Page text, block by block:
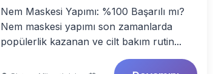
Nem Maskesi Yapımı: %100 Başarılı mı?
Nem maskesi yapımı son zamanlarda
popülerlik kazanan ve cilt bakım rutin...